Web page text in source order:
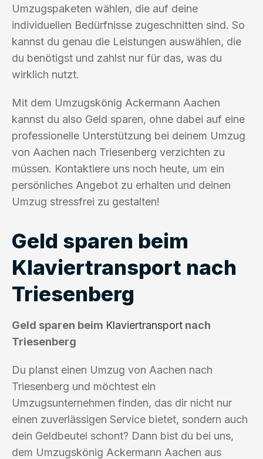
Umzugspaketen wählen, die auf deine
individuellen Bedürfnisse zugeschnitten sind. So
kannst du genau die Leistungen auswählen, die
du benötigst und zahlst nur für das, was du
wirklich nutzt.
Mit dem Umzugskönig Ackermann Aachen
kannst du also Geld sparen, ohne dabei auf eine
professionelle Unterstützung bei deinem Umzug
von Aachen nach Triesenberg verzichten zu
müssen. Kontaktiere uns noch heute, um ein
persönliches Angebot zu erhalten und deinen
Umzug stressfrei zu gestalten!
Geld sparen beim
Klaviertransport nach
Triesenberg
Geld sparen beim Klaviertransport nach
Triesenberg
Du planst einen Umzug von Aachen nach
Triesenberg und möchtest ein
Umzugsunternehmen finden, das dir nicht nur
einen zuverlässigen Service bietet, sondern auch
dein Geldbeutel schont? Dann bist du bei uns,
dem Umzugskönig Ackermann Aachen aus